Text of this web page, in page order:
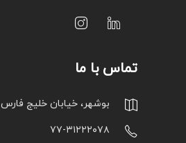
تماس با ما
بوشهر، خیابان خلیج فارس
۷۷-۳۱۲۲۲۰۷۸